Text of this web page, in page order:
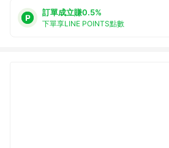
訂單成立賺0.5%
下單享LINE POINTS點數